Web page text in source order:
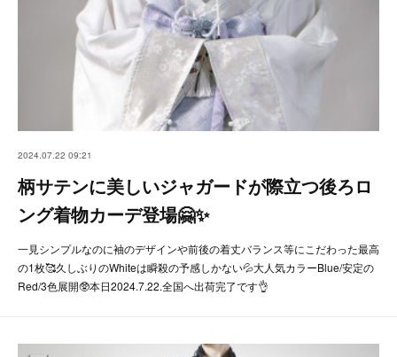
2024.07.22 09:21
柄サテンに美しいジャガードが際立つ後ろロ
ング着物カーデ登場🤗✨
一見シンプルなのに袖のデザインや前後の着丈バランス等にこだわった最高
の1枚🥰久しぶりのWhiteは瞬殺の予感しかない💦大人気カラーBlue/安定の
Red/3色展開🥸本日2024.7.22.全国へ出荷完了です👌